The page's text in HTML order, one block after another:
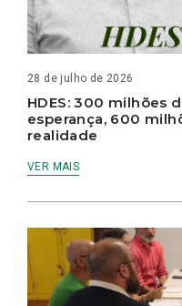
28 de julho de 2026
HDES: 300 milhões
esperança, 600
realidade
VER MAIS